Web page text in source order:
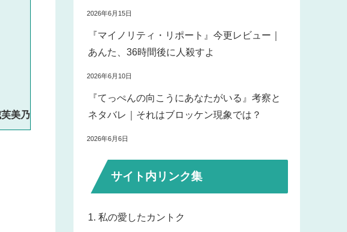
美乃・中村梨那・桑原由樹
2026年6月15日
『マイノリティ・リポート』今更レビュー｜
あんた、36時間後に人殺すよ
2026年6月10日
『てっぺんの向こうにあなたがいる』考察と
ネタバレ｜それはブロッケン現象では？
2026年6月6日
サイト内リンク集
1. 私の愛したカントク